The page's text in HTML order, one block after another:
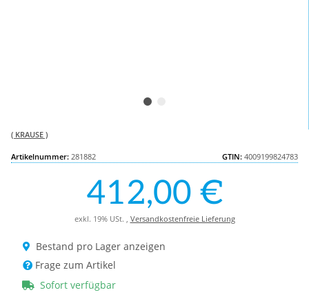
( KRAUSE )
Artikelnummer: 281882 GTIN: 4009199824783
412,00 €
exkl. 19% USt. , Versandkostenfreie Lieferung
Bestand pro Lager anzeigen
Frage zum Artikel
Sofort verfügbar